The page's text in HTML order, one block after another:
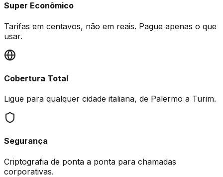
Super Econômico
Tarifas em centavos, não em reais. Pague apenas o que
usar.
Cobertura Total
Ligue para qualquer cidade italiana, de Palermo a Turim.
Segurança
Criptografia de ponta a ponta para chamadas
corporativas.